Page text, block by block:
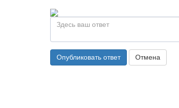
Опубликовать ответ Отмена